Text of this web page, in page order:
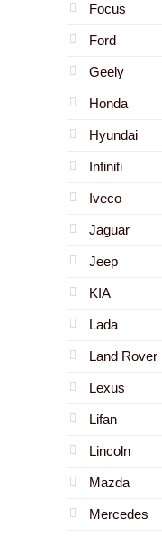
Focus
Ford
Geely
Honda
Hyundai
Infiniti
Iveco
Jaguar
Jeep
KIA
Lada
Land Rover
Lexus
Lifan
Lincoln
Mazda
Mercedes